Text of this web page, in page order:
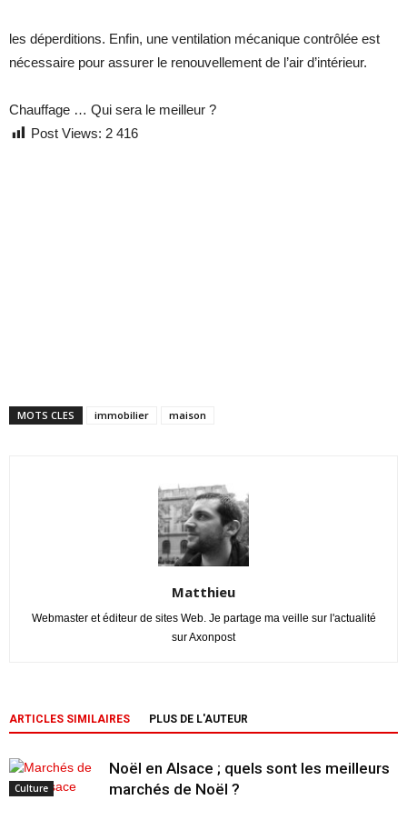
les déperditions. Enfin, une ventilation mécanique contrôlée est
nécessaire pour assurer le renouvellement de l’air d’intérieur.
Chauffage … Qui sera le meilleur ?
Post Views: 2 416
MOTS CLES immobilier maison
Matthieu
Webmaster et éditeur de sites Web. Je partage ma veille sur l'actualité
sur Axonpost
ARTICLES SIMILAIRES PLUS DE L'AUTEUR
Culture
Noël en Alsace ; quels sont les meilleurs
marchés de Noël ?